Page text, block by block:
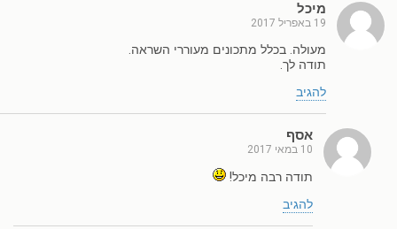
מיכל
19 באפריל 2017
מעולה. בכלל מתכונים מעוררי השראה.
תודה לך.
להגיב
אסף
10 במאי 2017
תודה רבה מיכל!
להגיב